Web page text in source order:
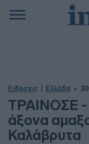
Ειδήσεις Ελλάδα
ΤΡΑΙΝΟΣΕ -
άξονα
Καλάβρυτα